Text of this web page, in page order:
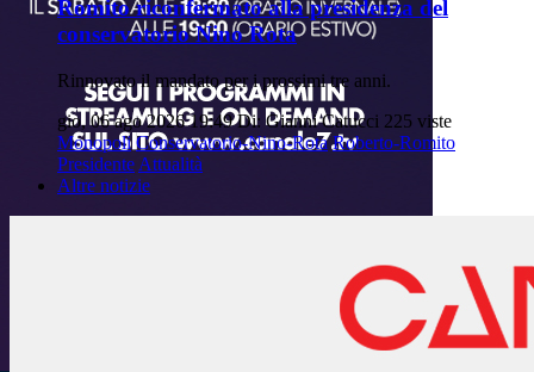
Romito riconfermato alla presidenza del
conservatorio Nino Rota
Rinnovato il mandato per i prossimi tre anni.
gio, 06 ago 2026 19:49 Di: Gianni Catucci 225 viste
Monopoli Conservatorio-Nino-Rota Roberto-Romito
Presidente Attualità
Altre notizie